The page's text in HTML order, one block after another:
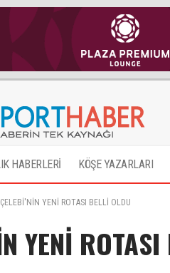
HABERLERİ KÖŞE YAZARLARI
ÇELEBİ'NİN YENİ ROTASI BELLİ OLDU
YENİ